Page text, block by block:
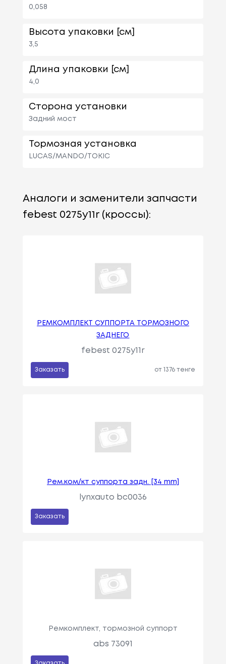
0,058
Высота упаковки [см]
3,5
Длина упаковки [см]
4,0
Сторона установки
Задний мост
Тормозная установка
LUCAS/MANDO/TOKIC
Аналоги и заменители запчасти
febest 0275y11r (кроссы):
РЕМКОМПЛЕКТ СУППОРТА ТОРМОЗНОГО
ЗАДНЕГО
febest 0275y11r
Заказать от 1376 тенге
Рем.ком/кт суппорта задн. [34 mm]
lynxauto bc0036
Заказать
Ремкомплект, тормозной суппорт
abs 73091